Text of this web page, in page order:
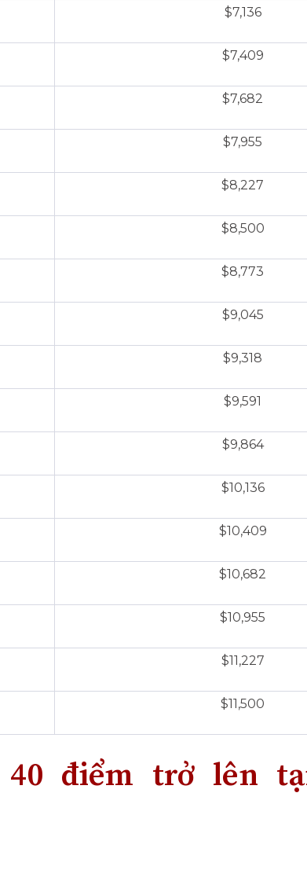
$7,136
$7,409
$7,682
$7,955
$8,227
$8,500
$8,773
$9,045
$9,318
$9,591
$9,864
$10,136
$10,409
$10,682
$10,955
$11,227
$11,500
điểm trở lên